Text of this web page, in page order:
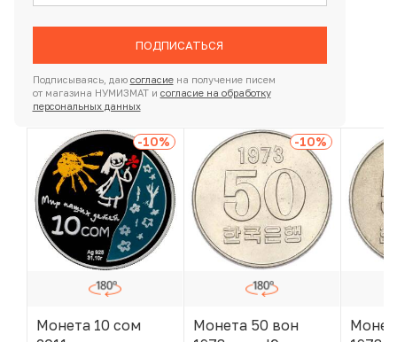
ПОДПИСАТЬСЯ
Подписываясь, даю согласиена получение писем
от магазина НУМИЗМАТ и согласие на обработку
персональных данных
-10%
Монета 10 сом
-10%
Монета 50 вон